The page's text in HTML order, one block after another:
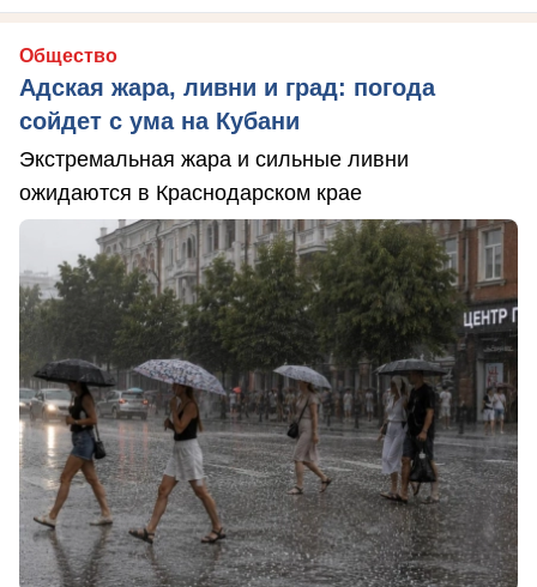
Общество
Адская жара, ливни и град: погода
сойдет с ума на Кубани
Экстремальная жара и сильные ливни
ожидаются в Краснодарском крае